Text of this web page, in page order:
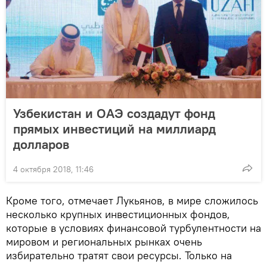
Узбекистан и ОАЭ создадут фонд
прямых инвестиций на миллиард
долларов
4 октября 2018, 11:46
Кроме того, отмечает Лукьянов, в мире сложилось
несколько крупных инвестиционных фондов,
которые в условиях финансовой турбулентности на
мировом и региональных рынках очень
избирательно тратят свои ресурсы. Только на